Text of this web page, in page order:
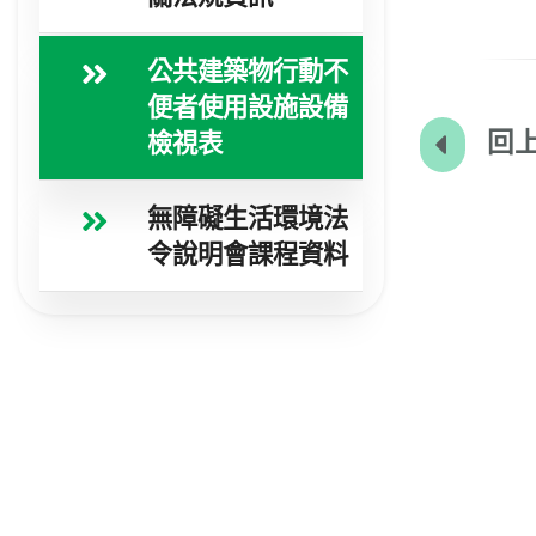
公共建築物行動不
便者使用設施設備
檢視表
無障礙生活環境法
令說明會課程資料
回